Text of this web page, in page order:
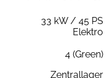
33 kW / 45 PS
Elektro
4 (Green)
Zentrallager